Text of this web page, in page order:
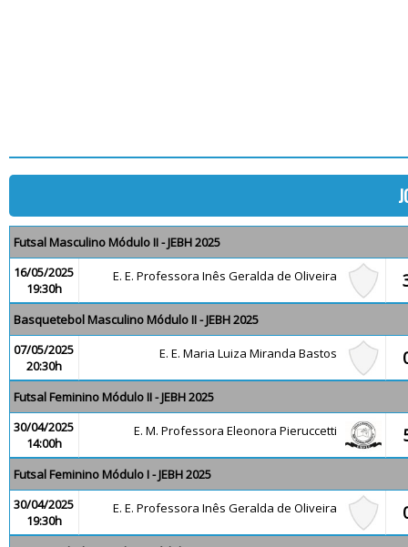
Futsal Masculino Módulo II - JEBH 2025
16/05/2025
19:30h
E. E. Professora Inês Geralda de Oliveira
Basquetebol Masculino Módulo II - JEBH 2025
07/05/2025
20:30h
E. E. Maria Luiza Miranda Bastos
Futsal Feminino Módulo II - JEBH 2025
30/04/2025
14:00h
E. M. Professora Eleonora Pieruccetti
Futsal Feminino Módulo I - JEBH 2025
30/04/2025
19:30h
E. E. Professora Inês Geralda de Oliveira